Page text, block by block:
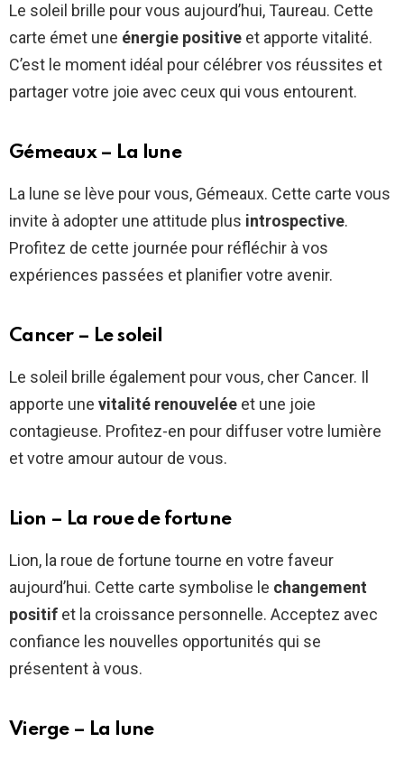
Le soleil brille pour vous aujourd’hui, Taureau. Cette
carte émet une énergie positive et apporte vitalité.
C’est le moment idéal pour célébrer vos réussites et
partager votre joie avec ceux qui vous entourent.
Gémeaux – La lune
La lune se lève pour vous, Gémeaux. Cette carte vous
invite à adopter une attitude plus introspective.
Profitez de cette journée pour réfléchir à vos
expériences passées et planifier votre avenir.
Cancer – Le soleil
Le soleil brille également pour vous, cher Cancer. Il
apporte une vitalité renouvelée et une joie
contagieuse. Profitez-en pour diffuser votre lumière
et votre amour autour de vous.
Lion – La roue de fortune
Lion, la roue de fortune tourne en votre faveur
aujourd’hui. Cette carte symbolise le changement
positif et la croissance personnelle. Acceptez avec
confiance les nouvelles opportunités qui se
présentent à vous.
Vierge – La lune